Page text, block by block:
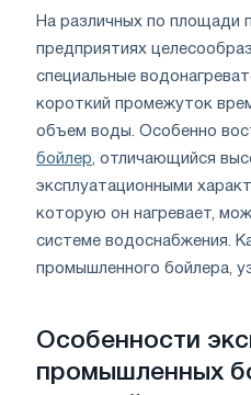
На различных по площади
предприятиях
специальные
короткий промежуток
объем воды. Особенно
бойлер , отличающийся
эксплуатационными
которую он нагревает,
системе водоснабжения.
промышленного бойлера,
Особенности
промышленных